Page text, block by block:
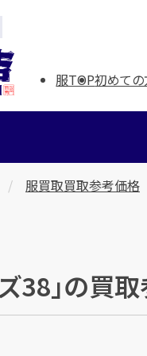
服TOP初めて
服買取買取参考価格
ズ38」の買